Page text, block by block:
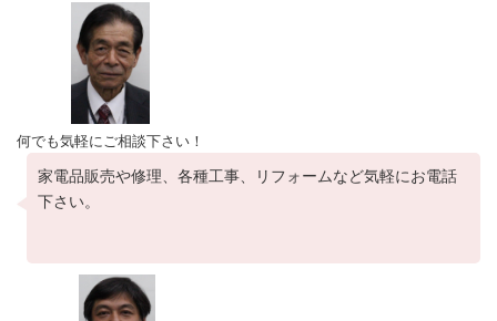
何でも気軽にご相談下さい！
家電品販売や修理、各種工事、リフォームなど気軽にお電話
下さい。